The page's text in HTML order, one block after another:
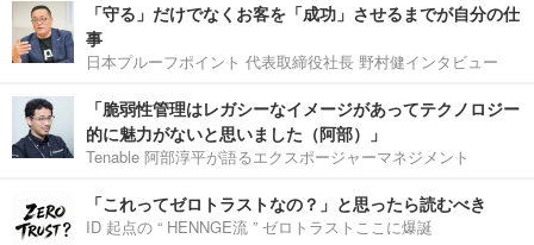
「守る」だけでなくお客を「成功」させるまでが自分の仕
事
日本プルーフポイント 代表取締役社長 野村健インタビュー
「脆弱性管理はレガシーなイメージがあってテクノロジー
的に魅力がないと思いました（阿部）」
Tenable 阿部淳平が語るエクスポージャーマネジメント
「これってゼロトラストなの？」と思ったら読むべき
ID 起点の “ HENNGE流 ” ゼロトラストここに爆誕